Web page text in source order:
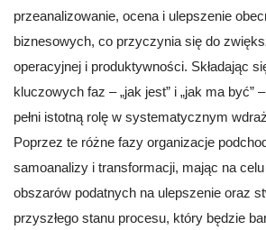
przeanalizowanie, ocena i ulepszenie
biznesowych, co przyczynia się do
operacyjnej i produktywności. Składając
kluczowych faz – „jak jest” i „jak ma być”
pełni istotną rolę w systematycznym
Poprzez te różne fazy organizacje
samoanalizy i transformacji, mając na
obszarów podatnych na ulepszenie oraz
przyszłego stanu procesu, który będzie